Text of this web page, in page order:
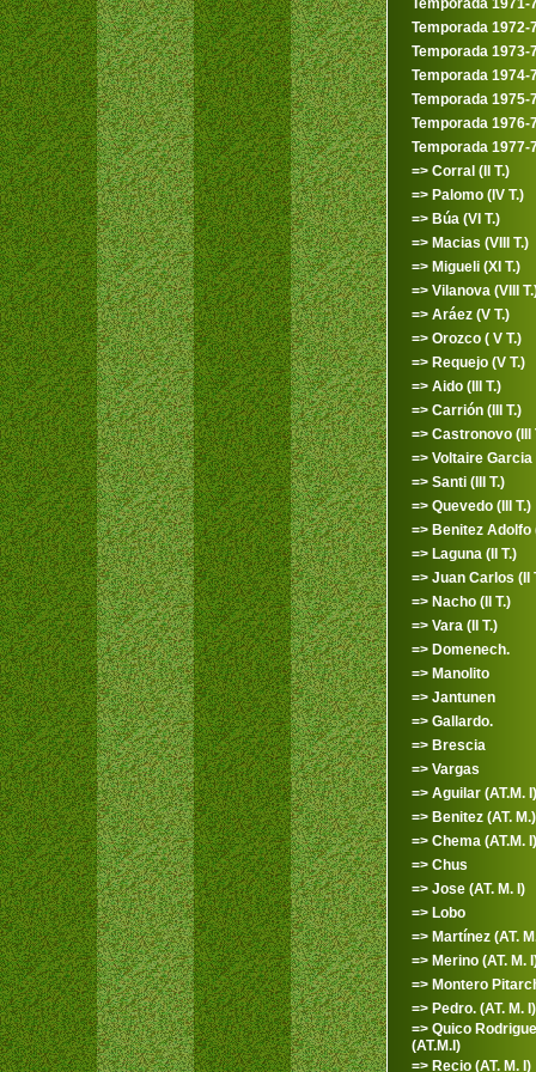
Temporada 1971-
Temporada 1972-
Temporada 1973-
Temporada 1974-
Temporada 1975-
Temporada 1976-
Temporada 1977-
=> Corral (II T.)
=> Palomo (IV T.)
=> Búa (VI T.)
=> Macias (VIII T.)
=> Migueli (XI T.)
=> Vilanova (VIII
=> Aráez (V T.)
=> Orozco ( V T.)
=> Requejo (V T.)
=> Aido (III T.)
=> Carrión (III T.)
=> Castronovo (III
=> Voltaire Garcia
=> Santi (III T.)
=> Quevedo (III T.)
=> Benitez Adolfo
=> Laguna (II T.)
=> Juan Carlos (II
=> Nacho (II T.)
=> Vara (II T.)
=> Domenech.
=> Manolito
=> Jantunen
=> Gallardo.
=> Brescia
=> Vargas
=> Aguilar (AT.M. I)
=> Benitez (AT. M.)
=> Chema (AT.M. I)
=> Chus
=> Jose (AT. M. I)
=> Lobo
=> Martínez (AT.
=> Merino (AT. M.
=> Montero
=> Pedro. (AT. M. I)
=> Quico
(AT.M.I)
=> Recio (AT. M. I)